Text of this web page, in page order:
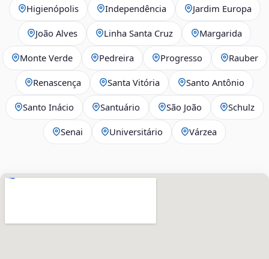
Higienópolis Independência Jardim Europa
João Alves Linha Santa Cruz Margarida
Monte Verde Pedreira Progresso Rauber
Renascença Santa Vitória Santo Antônio
Santo Inácio Santuário São João Schulz
Senai Universitário Várzea